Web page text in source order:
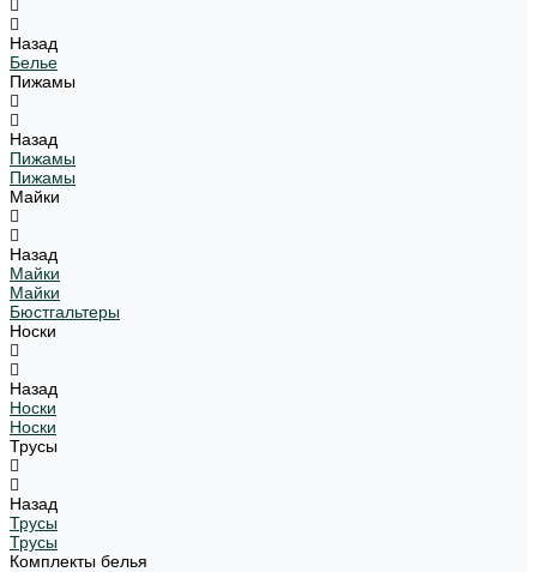
Назад
Белье
Пижамы
Назад
Пижамы
Пижамы
Майки
Назад
Майки
Майки
Бюстгальтеры
Носки
Назад
Носки
Носки
Трусы
Назад
Трусы
Трусы
Комплекты белья